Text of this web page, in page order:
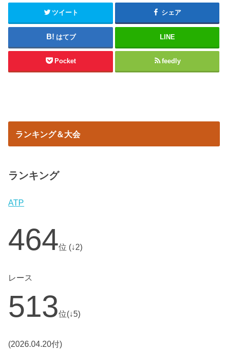
ツイート シェア
はてブ LINE
Pocket feedly
ランキング＆大会
ランキング
ATP
464位 (↓2)
レース
513位(↓5)
(2026.04.20付)